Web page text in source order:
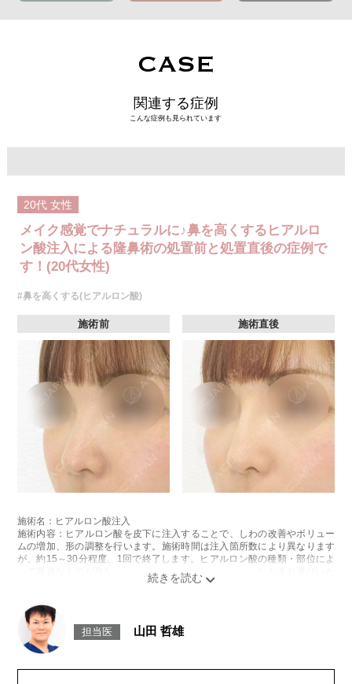
CASE
関連する症例
こんな症例も見られています
20代 女性
メイク感覚でナチュラルに♪鼻を高くするヒアルロ
ン酸注入による隆鼻術の処置前と処置直後の症例で
す！(20代女性)
#鼻を高くする(ヒアルロン酸)
施術前 施術直後
施術名：ヒアルロン酸注入
施術内容：ヒアルロン酸を皮下に注入することで、しわの改善やボリュー
ムの増加、形の調整を行います。施術時間は注入箇所数により異なります
が、約15～30分程度、1回で終了します。ヒアルロン酸の種類・部位によ
って最適なものが異なります。診察時に医師とご相談いただきお選びいた
とがございます。また、稀にアレルギー、細菌感染症、血管閉塞などが生
じることがございます。注入箇所を強く刺激するようなマッサージは1〜2
週間ほどお控えください。
費用：レスチレン 1部位43,800円(税込)～76,800円(税込)
ジュビダームウルトラXC・ジュビダームウルトラ＋XC 1部位98,800円(税
担当医 山田 哲雄